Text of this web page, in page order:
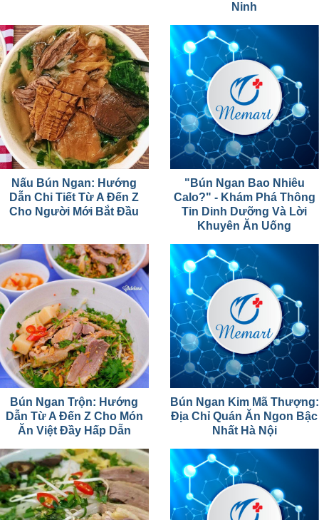
Ninh
Nấu Bún Ngan: Hướng
Dẫn Chi Tiết Từ A Đến Z
Cho Người Mới Bắt Đầu
"Bún Ngan Bao Nhiêu
Calo?" - Khám Phá Thông
Tin Dinh Dưỡng Và Lời
Khuyên Ăn Uống
Bún Ngan Trộn: Hướng
Dẫn Từ A Đến Z Cho Món
Ăn Việt Đầy Hấp Dẫn
Bún Ngan Kim Mã Thượng:
Địa Chỉ Quán Ăn Ngon Bậc
Nhất Hà Nội